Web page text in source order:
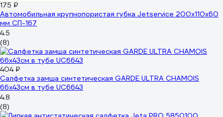
175 ₽
Автомобильная крупнопористая губка Jetservice 200x110x60
мм СП-167
4.5
(8)
404 ₽
Салфетка замша синтетическая GARDE ULTRA CHAMOIS
66x43см в тубе UC6643
4.8
(8)